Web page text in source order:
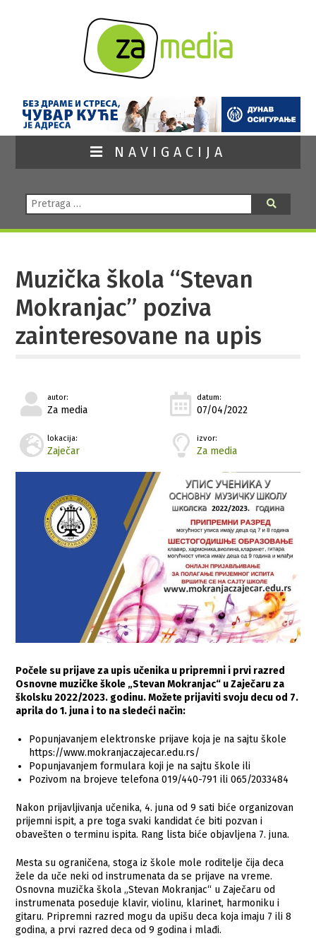
NAVIGACIJA
Pretraga:
Muzička škola “Stevan
Mokranjac” poziva
zainteresovane na upis
autor:
Za media
datum:
07/04/2022
lokacija:
Zaječar
izvor:
Za media
Počele su prijave za upis učenika u pripremni i prvi razred
Osnovne muzičke škole „Stevan Mokranjac“ u Zaječaru za
školsku 2022/2023. godinu. Možete prijaviti svoju decu od 7.
aprila do 1. juna i to na sledeći način:
Popunjavanjem elektronske prijave koja je na sajtu škole
https://www.mokranjaczajecar.edu.rs/
Popunjavanjem formulara koji je na sajtu škole ili
Pozivom na brojeve telefona 019/440-791 ili 065/2033484
Nakon prijavljivanja učenika, 4. juna od 9 sati biće organizovan
prijemni ispit, a pre toga svaki kandidat će biti pozvan i
obavešten o terminu ispita. Rang lista biće objavljena 7. juna.
Mesta su ograničena, stoga iz škole mole roditelje čija deca
žele da uče neki od instrumenata da se prijave na vreme.
Osnovna muzička škola „Stevan Mokranjac“ u Zaječaru od
instrumenata poseduje klavir, violinu, klarinet, harmoniku i
gitaru. Pripremni razred mogu da upišu deca koja imaju 7 ili 8
godina, a prvi razred deca od 9 godina i mlađi.